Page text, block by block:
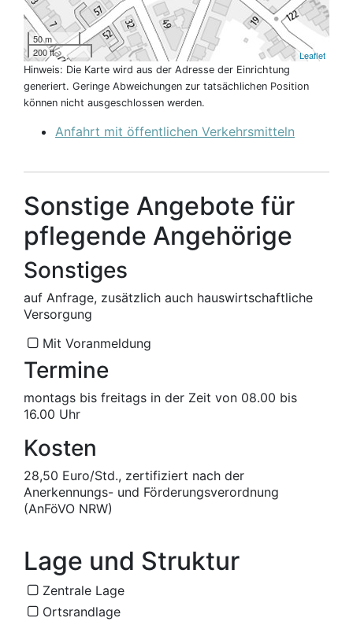
50 m
200 ft
Leaflet
Hinweis: Die Karte wird aus der Adresse der Einrichtung
generiert. Geringe Abweichungen zur tatsächlichen Position
können nicht ausgeschlossen werden.
Anfahrt mit öffentlichen Verkehrsmitteln
Sonstige Angebote für
pflegende Angehörige
Sonstiges
auf Anfrage, zusätzlich auch hauswirtschaftliche
Versorgung
Mit Voranmeldung
Termine
montags bis freitags in der Zeit von 08.00 bis
16.00 Uhr
Kosten
28,50 Euro/Std., zertifiziert nach der
Anerkennungs- und Förderungsverordnung
(AnFöVO NRW)
Lage und Struktur
Zentrale Lage
Ortsrandlage